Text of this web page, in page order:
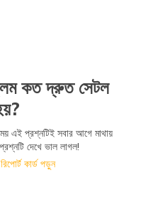
কত দ্রুত সেটল
এই প্রশ্নটিই সবার আগে মাথায়
দেখে ভাল লাগল!
কার্ড পড়ুন